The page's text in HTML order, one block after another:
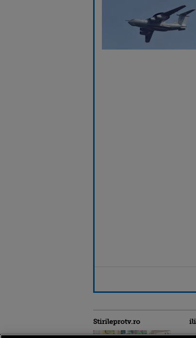
Stirileprotv.ro